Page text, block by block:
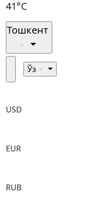
41°C
Тошкент
Ўз
USD
EUR
RUB